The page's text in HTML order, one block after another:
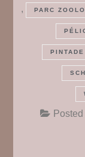
, PARC
Posted